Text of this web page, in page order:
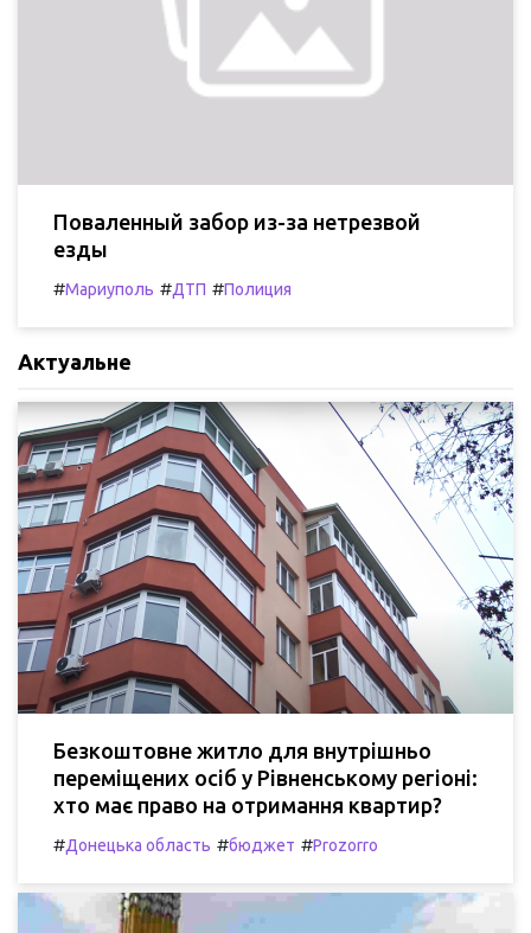
Поваленный забор из-за нетрезвой
езды
#Мариуполь #ДТП #Полиция
Актуальне
Безкоштовне житло для внутрішньо
переміщених осіб у Рівненському регіоні:
хто має право на отримання квартир?
#Донецька область #бюджет #Prozorro